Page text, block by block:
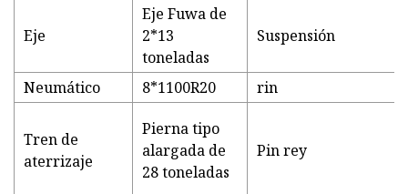
Eje
Eje Fuwa de
2*13
toneladas
Suspensión
Neumático 8*1100R20 rin
Tren de
aterrizaje
Pierna tipo
alargada de
28 toneladas
Pin rey